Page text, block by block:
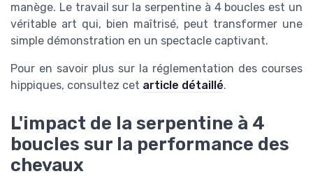
manège. Le travail sur la serpentine à 4 boucles est un
véritable art qui, bien maîtrisé, peut transformer une
simple démonstration en un spectacle captivant.
Pour en savoir plus sur la réglementation des courses
hippiques, consultez cet article détaillé.
L'impact de la serpentine à 4
boucles sur la performance des
chevaux